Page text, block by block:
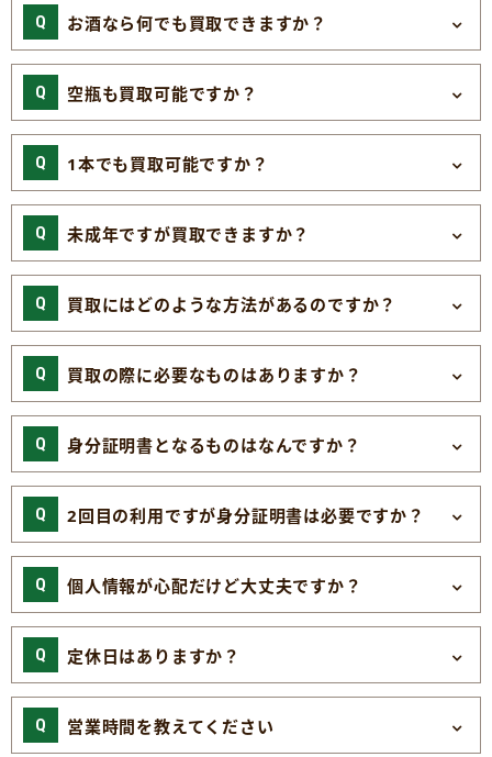
お酒なら何でも買取できますか？
空瓶も買取可能ですか？
1本でも買取可能ですか？
未成年ですが買取できますか？
買取にはどのような方法があるのですか？
買取の際に必要なものはありますか？
身分証明書となるものはなんですか？
2回目の利用ですが身分証明書は必要ですか？
個人情報が心配だけど大丈夫ですか？
定休日はありますか？
営業時間を教えてください